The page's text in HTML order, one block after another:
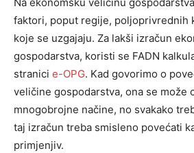
faktori, poput regije, poljoprivrednih
koje se uzgajaju. Za lakši izračun
gospodarstva, koristi se FADN
stranici e-OPG. Kad govorimo o
veličine gospodarstva, ona se može
mnogobrojne načine, no svakako
taj izračun treba smisleno povećati
primjenjiv.